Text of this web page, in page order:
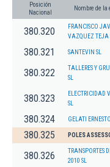
Posición
Nacional
Nombre de la
380.320
FRANCISCO
VAZQUEZ TEJA
380.321 SANTEVIN SL
380.322
TALLERES Y
SL
380.323
ELECTRICIDAD
SL
380.324 GELATI ERNESTO
380.325 POLES
380.326
TRANSPORTES
2010 SL